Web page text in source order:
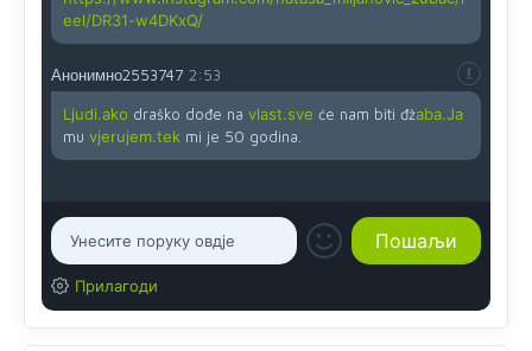
eel/DR31-w4DKxQ/
Анонимно2553747 2:53
Ljudi.ako draško dođe na vlast.sve će nam biti đžaba.Ja
mu vjerujem.tek mi je 50 godina.
Прилагоди